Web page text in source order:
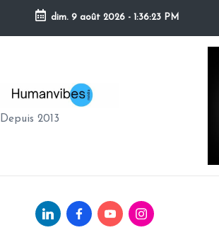
Skip
dim. 9 août 2026 - 1:36:24 PM
H
U
Depuis 2013
Linkedin.comfacebook.com
Youtube.comInstagram.com